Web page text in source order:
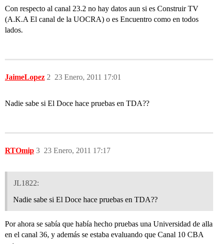
Con respecto al canal 23.2 no hay datos aun si es Construir TV
(A.K.A El canal de la UOCRA) o es Encuentro como en todos
lados.
JaimeLopez 23 Enero, 2011 17:01
2
Nadie sabe si El Doce hace pruebas en TDA??
RTOmip 23 Enero, 2011 17:17
3
JL1822:
Nadie sabe si El Doce hace pruebas en TDA??
Por ahora se sabía que había hecho pruebas una Universidad de alla
en el canal 36, y además se estaba evaluando que Canal 10 CBA